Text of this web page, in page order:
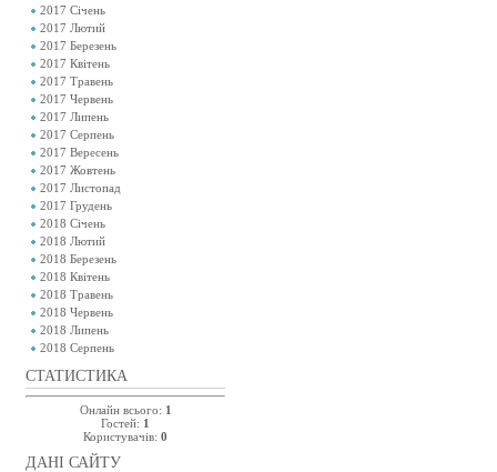
2017 Січень
2017 Лютий
2017 Березень
2017 Квітень
2017 Травень
2017 Червень
2017 Липень
2017 Серпень
2017 Вересень
2017 Жовтень
2017 Листопад
2017 Грудень
2018 Січень
2018 Лютий
2018 Березень
2018 Квітень
2018 Травень
2018 Червень
2018 Липень
2018 Серпень
СТАТИСТИКА
Онлайн всього: 1
Гостей: 1
Користувачів: 0
ДАНІ САЙТУ